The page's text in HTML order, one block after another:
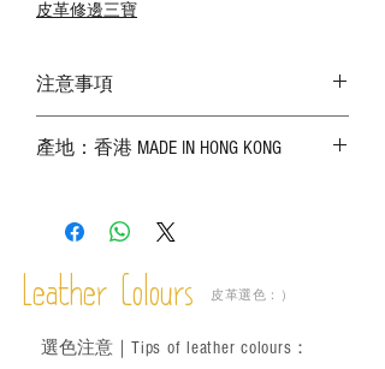
皮革修邊三寶
注意事項
實物為準；
－ 植鞣皮革容易受環境、使用程度等產生
成後定期在皮面塗上皮革專用清潔劑及貂
鼠油等；
適合六歲以下兒童使用；六至十二歲兒童
產地：香港 MADE IN HONG KONG
Leather Colours 皮革選色：）
選色注意｜ Tips of leather colours ：